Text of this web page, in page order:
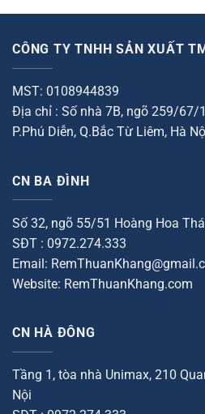
0
sao
350.000₫.
CÔNG TY TNHH SẢN XUẤT
MST: 0108944839
Địa chỉ : Số nhà 7B, ngõ 259/67/
P.Phú Diễn, Q.Bắc Từ Liêm, Hà
CN BA ĐÌNH
Số 32, ngõ 55/51 Hoàng Hoa
SĐT : 0972.274.333
Email:
Website: RemThuanKhang.com
CN HÀ ĐÔNG
Tầng 1, tòa nhà Unimax, 210
Nội